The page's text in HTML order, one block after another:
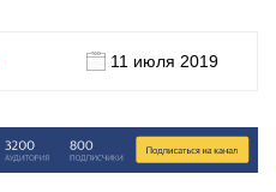
11 июля 2019